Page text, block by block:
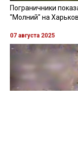
Пограничники
"Молний" на
07 августа 2025